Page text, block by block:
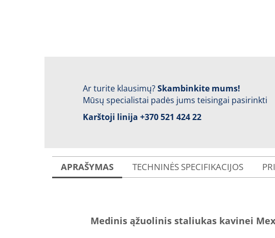
Ar turite klausimų?Skambinkite mums!
Mūsų specialistai padės jums teisingai pasirinkti
Karštoji linija +370 521 424 22
APRAŠYMAS TECHNINĖS SPECIFIKACIJOS
Medinis ąžuolinis staliukas kavinei